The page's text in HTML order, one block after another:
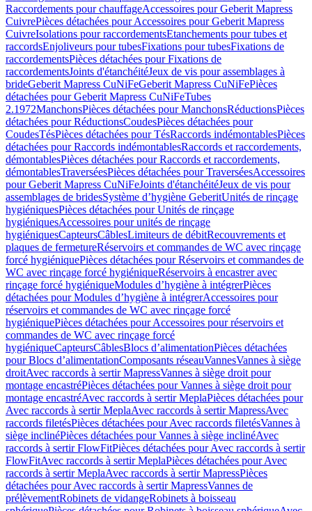
Raccordements pour chauffageAccessoires pour Geberit Mapress
CuivrePièces détachées pour Accessoires pour Geberit Mapress
CuivreIsolations pour raccordementsEtanchements pour tubes et
raccordsEnjoliveurs pour tubesFixations pour tubesFixations de
raccordementsPièces détachées pour Fixations de
raccordementsJoints d'étanchéitéJeux de vis pour assemblages à
brideGeberit Mapress CuNiFeGeberit Mapress CuNiFePièces
détachées pour Geberit Mapress CuNiFeTubes
2.1972ManchonsPièces détachées pour ManchonsRéductionsPièces
détachées pour RéductionsCoudesPièces détachées pour
CoudesTésPièces détachées pour TésRaccords indémontablesPièces
détachées pour Raccords indémontablesRaccords et raccordements,
démontablesPièces détachées pour Raccords et raccordements,
démontablesTraverséesPièces détachées pour TraverséesAccessoires
pour Geberit Mapress CuNiFeJoints d'étanchéitéJeux de vis pour
assemblages de bridesSystème d’hygiène GeberitUnités de rinçage
hygiéniquesPièces détachées pour Unités de rinçage
hygiéniquesAccessoires pour unités de rinçage
hygiéniquesCapteursCâblesLimiteurs de débitRecouvrements et
plaques de fermetureRéservoirs et commandes de WC avec rinçage
forcé hygiéniquePièces détachées pour Réservoirs et commandes de
WC avec rinçage forcé hygiéniqueRéservoirs à encastrer avec
rinçage forcé hygiéniqueModules d’hygiène à intégrerPièces
détachées pour Modules d’hygiène à intégrerAccessoires pour
réservoirs et commandes de WC avec rinçage forcé
hygiéniquePièces détachées pour Accessoires pour réservoirs et
commandes de WC avec rinçage forcé
hygiéniqueCapteursCâblesBlocs d’alimentationPièces détachées
pour Blocs d’alimentationComposants réseauVannesVannes à siège
droitAvec raccords à sertir MapressVannes à siège droit pour
montage encastréPièces détachées pour Vannes à siège droit pour
montage encastréAvec raccords à sertir MeplaPièces détachées pour
Avec raccords à sertir MeplaAvec raccords à sertir MapressAvec
raccords filetésPièces détachées pour Avec raccords filetésVannes à
siège inclinéPièces détachées pour Vannes à siège inclinéAvec
raccords à sertir FlowFitPièces détachées pour Avec raccords à sertir
FlowFitAvec raccords à sertir MeplaPièces détachées pour Avec
raccords à sertir MeplaAvec raccords à sertir MapressPièces
détachées pour Avec raccords à sertir MapressVannes de
prélèvementRobinets de vidangeRobinets à boisseau